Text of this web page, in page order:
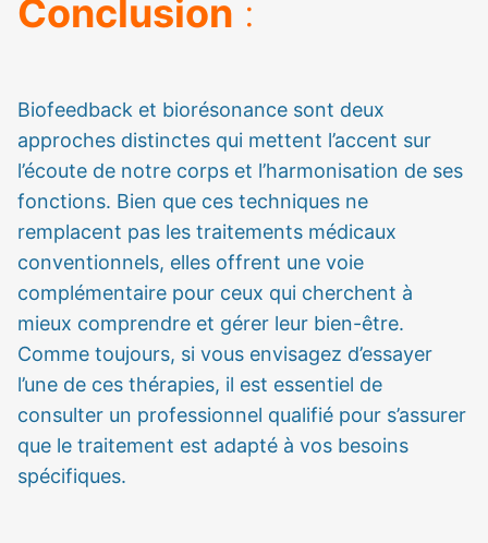
Conclusion :
Biofeedback et biorésonance sont deux
approches distinctes qui mettent l’accent sur
l’écoute de notre corps et l’harmonisation de ses
fonctions. Bien que ces techniques ne
remplacent pas les traitements médicaux
conventionnels, elles offrent une voie
complémentaire pour ceux qui cherchent à
mieux comprendre et gérer leur bien-être.
Comme toujours, si vous envisagez d’essayer
l’une de ces thérapies, il est essentiel de
consulter un professionnel qualifié pour s’assurer
que le traitement est adapté à vos besoins
spécifiques.